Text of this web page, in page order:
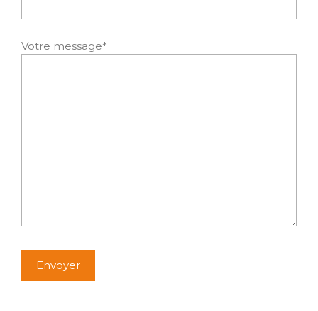
Votre message*